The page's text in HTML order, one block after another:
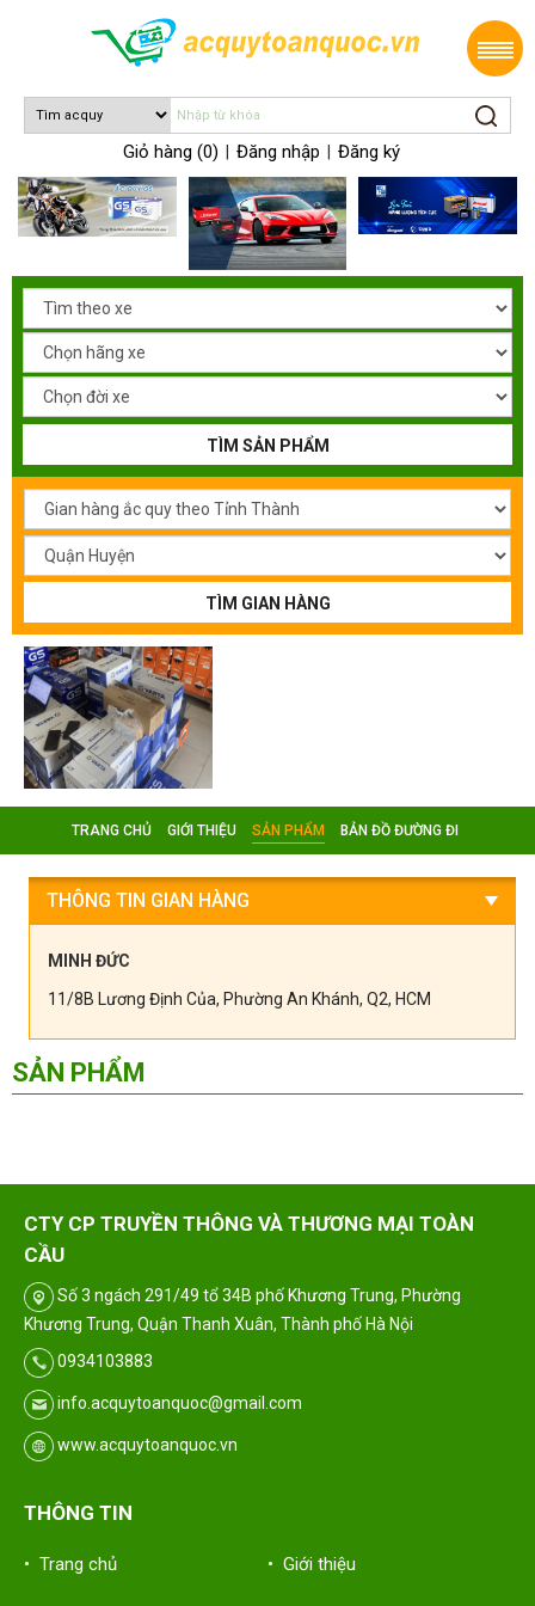
Giỏ hàng (0) Đăng nhập Đăng ký
TÌM SẢN PHẨM
TÌM GIAN HÀNG
TRANG CHỦ GIỚI THIỆU SẢN PHẨM BẢN ĐỒ ĐƯỜNG ĐI
THÔNG TIN GIAN HÀNG
MINH ĐỨC
11/8B Lương Định Của, Phường An Khánh, Q2, HCM
SẢN PHẨM
CTY CP TRUYỀN THÔNG VÀ THƯƠNG MẠI TOÀN
CẦU
Số 3 ngách 291/49 tổ 34B phố Khương Trung, Phường
Khương Trung, Quận Thanh Xuân, Thành phố Hà Nội
0934103883
info.acquytoanquoc@gmail.com
www.acquytoanquoc.vn
THÔNG TIN
• Trang chủ • Giới thiệu